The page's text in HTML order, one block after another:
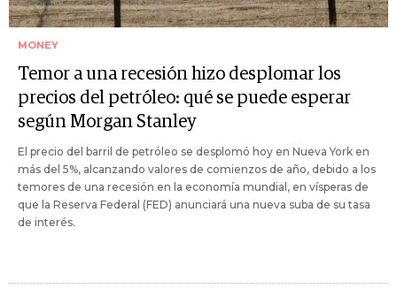
MONEY
Temor a una recesión hizo desplomar los
precios del petróleo: qué se puede esperar
según Morgan Stanley
El precio del barril de petróleo se desplomó hoy en Nueva York en
más del 5%, alcanzando valores de comienzos de año, debido a los
temores de una recesión en la economía mundial, en vísperas de
que la Reserva Federal (FED) anunciará una nueva suba de su tasa
de interés.